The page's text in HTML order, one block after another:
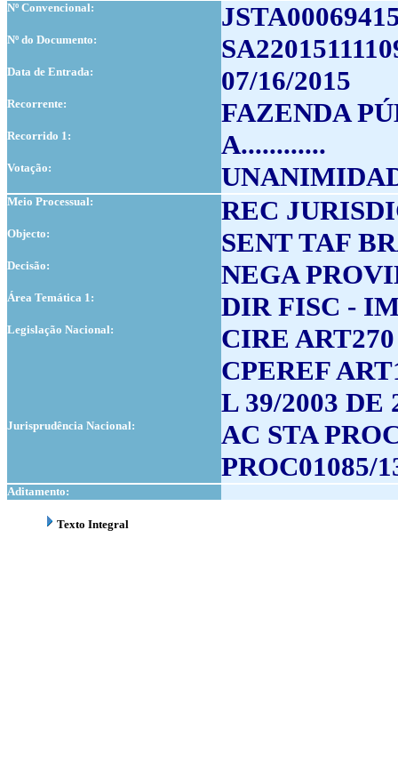
Nº Convencional:
Nº do Documento:
Data de Entrada: 07/16/2015
Recorrente: FAZENDA
Recorrido 1: A............
Votação:
Meio Processual: REC
Objecto: SENT TAF
Decisão: NEGA
Área Temática 1: DIR FISC -
Legislação Nacional:
CIRE
CPEREF
L 39/2003 DE
Jurisprudência Nacional:
AC STA
PROC01085/
Aditamento:
Texto Integral